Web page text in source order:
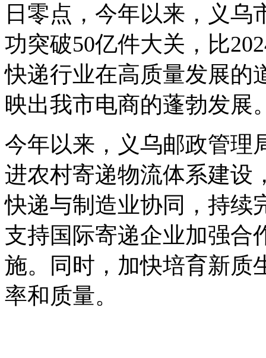
日零点，今年以来，义乌
功突破50亿件大关，比
快递行业在高质量发展的
映出我市电商的蓬勃发展
今年以来，义乌邮政管理
进农村寄递物流体系建设
快递与制造业协同，持续
支持国际寄递企业加强合
施。同时，加快培育新质
率和质量。